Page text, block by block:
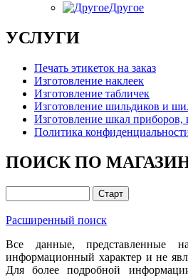
Другое
УСЛУГИ
Печать этикеток на заказ
Изготовление наклеек
Изготовление табличек
Изготовление шильдиков и
Изготовление шкал приборов,
Политика
ПОИСК ПО
Расширенный поиск
Все данные, представленные
информационный характер и не
Для более подробной